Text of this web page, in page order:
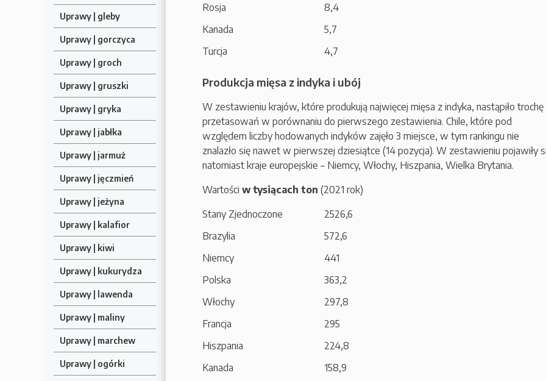
Uprawy | gleby
Uprawy | gorczyca
Uprawy | groch
Uprawy | gruszki
Uprawy | gryka
Uprawy | jabłka
Uprawy | jarmuż
Uprawy | jęczmień
Uprawy | jeżyna
Uprawy | kalafior
Uprawy | kiwi
Uprawy | kukurydza
Uprawy | lawenda
Uprawy | maliny
Uprawy | marchew
Uprawy | ogórki
Rosja
8,4
Kanada
5,7
Turcja
4,7
Produkcja mięsa z indyka i ubój
W zestawieniu krajów, które produkują najwięcej mięsa z indyka, nastąpiło trochę
przetasowań w porównaniu do pierwszego zestawienia. Chile, które pod
względem liczby hodowanych indyków zajęło 3 miejsce, w tym rankingu nie
znalazło się nawet w pierwszej dziesiątce (14 pozycja). W zestawieniu pojawiły
natomiast kraje europejskie – Niemcy, Włochy, Hiszpania, Wielka Brytania.
Wartości w tysiącach ton (2021 rok)
Stany Zjednoczone
2526,6
Brazylia
572,6
Niemcy
441
Polska
363,2
Włochy
297,8
Francja
295
Hiszpania
224,8
Kanada
158,9